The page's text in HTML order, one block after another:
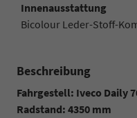
Innenausstattung
Bicolour Leder-Stoff-
Beschreibung
Fahrgestell: Iveco Daily
Radstand: 4350 mm